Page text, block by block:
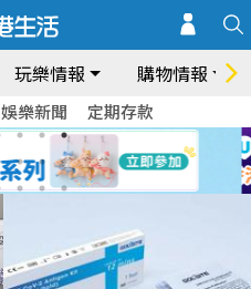
玩樂情報 購物情報
娛樂新聞 定期存款